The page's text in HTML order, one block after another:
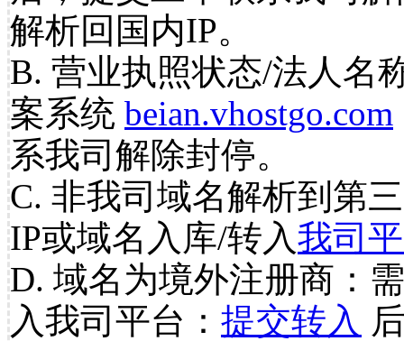
解析回国内IP。
B. 营业执照状态/法人名
案系统 beian.vhostgo.com
系我司解除封停。
C. 非我司域名解析到第
IP或域名入库/转入我司
D. 域名为境外注册商：
入我司平台： 提交转入